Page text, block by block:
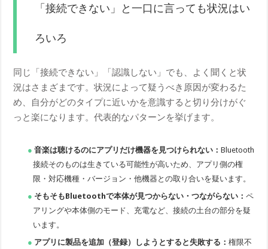
「接続できない」と一口に言っても状況はい
ろいろ
同じ「接続できない」「認識しない」でも、よく聞くと状
況はさまざまです。状況によって疑うべき原因が変わるた
め、自分がどのタイプに近いかを意識すると切り分けがぐ
っと楽になります。代表的なパターンを挙げます。
音楽は聴けるのにアプリだけ機器を見つけられない：Bluetooth
接続そのものは生きている可能性が高いため、アプリ側の権
限・対応機種・バージョン・他機器との取り合いを疑います。
そもそもBluetoothで本体が見つからない・つながらない：ペ
アリングや本体側のモード、充電など、接続の土台の部分を疑
います。
アプリに製品を追加（登録）しようとすると失敗する：権限不